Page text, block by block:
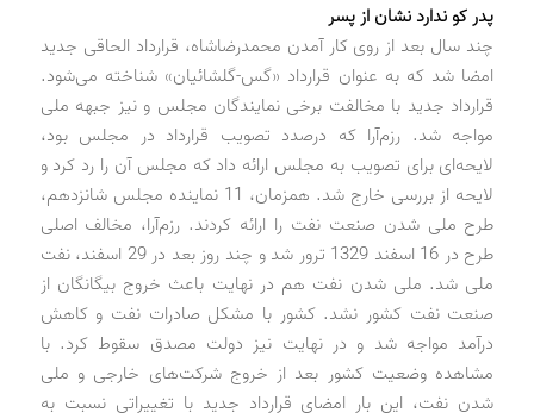
پدر کو ندارد نشان از پسر
چند سال بعد از روی کار آمدن محمدرضاشاه، قرارداد الحاقی جدید
امضا شد که به عنوان قرارداد «گس-گلشائیان» شناخته می‌شود.
قرارداد جدید با مخالفت برخی نمایندگان مجلس و نیز جبهه ملی
مواجه شد. رزم‌آرا که در‌صدد تصویب قرارداد در مجلس بود،
لایحه‌ای برای تصویب به مجلس ارائه داد که مجلس آن را رد کرد و
لایحه از بررسی خارج شد. همزمان، 11 نماینده مجلس شانزدهم،
طرح ملی شدن صنعت نفت را ارائه کردند. رزم‌آرا، مخالف اصلی
طرح در 16 اسفند 1329 ترور شد و چند روز بعد در 29 اسفند، نفت
ملی شد. ملی شدن نفت هم در نهایت باعث خروج بیگانگان از
صنعت نفت کشور نشد. کشور با مشکل صادرات نفت و کاهش
درآمد مواجه شد و در نهایت نیز دولت مصدق سقوط کرد. با
مشاهده وضعیت کشور بعد از خروج شرکت‌های خارجی و ملی
شدن نفت، این بار امضای قرارداد جدید با تغییراتی نسبت به